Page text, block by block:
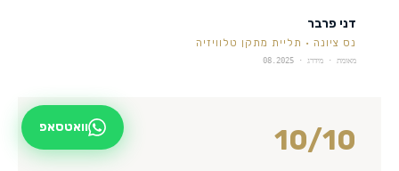
דני פרבר
נס ציונה · תליית מתקן טלוויזיה
מאומת · מידרג · 08.2025
10/10 וואטסאפ